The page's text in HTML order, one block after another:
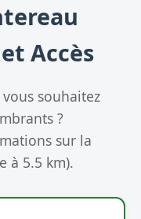
Accès
vous souhaitez
?
sur la
à 5.5 km).